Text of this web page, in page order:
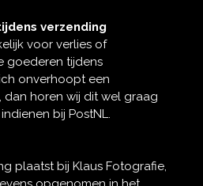
verzending
voor verlies of
goederen tijdens
onverhoopt een
horen wij dit wel graag
bij PostNL.
plaatst bij Klaus Fotografie,